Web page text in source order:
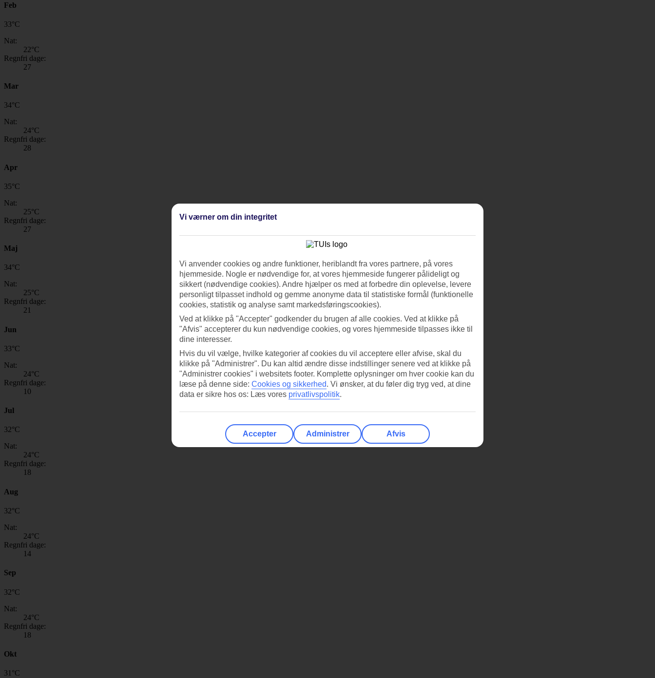
Feb
33°C
Nat:
22°C
Regnfri dage:
27
Mar
34°C
Nat:
24°C
Regnfri dage:
28
Apr
35°C
Nat:
25°C
Regnfri dage:
27
Maj
34°C
Nat:
25°C
Regnfri dage:
21
Jun
33°C
Nat:
24°C
Regnfri dage:
10
Jul
32°C
Nat:
24°C
Regnfri dage:
18
Aug
32°C
Nat:
24°C
Regnfri dage:
14
Sep
32°C
Nat:
24°C
Regnfri dage:
18
Okt
31 °C
Vi værner om din integritet
Vi anvender cookies og andre funktioner, heriblandt fra vores partnere, på vores
hjemmeside. Nogle er nødvendige for, at vores hjemmeside fungerer pålideligt og
sikkert (nødvendige cookies). Andre hjælper os med at forbedre din oplevelse, levere
personligt tilpasset indhold og gemme anonyme data til statistiske formål (funktionelle
cookies, statistik og analyse samt markedsføringscookies).
Ved at klikke på "Accepter" godkender du brugen af alle cookies. Ved at klikke på
"Afvis" accepterer du kun nødvendige cookies, og vores hjemmeside tilpasses ikke til
dine interesser.
Hvis du vil vælge, hvilke kategorier af cookies du vil acceptere eller afvise, skal du
klikke på "Administrer". Du kan altid ændre disse indstillinger senere ved at klikke på
"Administrer cookies" i websitets footer. Komplette oplysninger om hver cookie kan du
læse på denne side: Cookies og sikkerhed. Vi ønsker, at du føler dig tryg ved, at dine
data er sikre hos os: Læs vores privatlivspolitik.
Accepter Administrer Afvis